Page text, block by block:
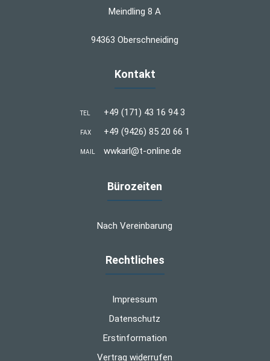
Meindling 8 A
94363 Oberschneiding
Kontakt
TEL +49 (171) 43 16 94 3
FAX +49 (9426) 85 20 66 1
MAIL wwkarl@t-online.de
Bürozeiten
Nach Vereinbarung
Rechtliches
Impressum
Datenschutz
Erstinformation
Vertrag widerrufen